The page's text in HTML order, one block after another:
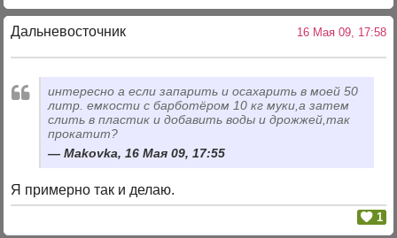
Дальневосточник 16 Мая 09, 17:58
интересно а если запарить и осахарить в моей 50
литр. емкости с барботёром 10 кг муки,а затем
слить в пластик и добавить воды и дрожжей,так
прокатит?
Makovka, 16 Мая 09, 17:55
Я примерно так и делаю.
1